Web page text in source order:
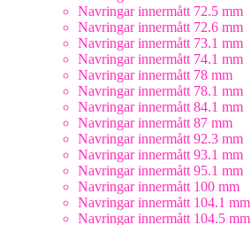
Navringar innermått 72.5 mm
Navringar innermått 72.6 mm
Navringar innermått 73.1 mm
Navringar innermått 74.1 mm
Navringar innermått 78 mm
Navringar innermått 78.1 mm
Navringar innermått 84.1 mm
Navringar innermått 87 mm
Navringar innermått 92.3 mm
Navringar innermått 93.1 mm
Navringar innermått 95.1 mm
Navringar innermått 100 mm
Navringar innermått 104.1 mm
Navringar innermått 104.5 mm